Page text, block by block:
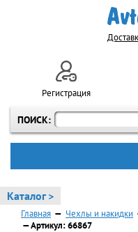
ПОИСК:
Регистрация
Каталог >
Главная — Чехлы и накидки
— Артикул: 66867